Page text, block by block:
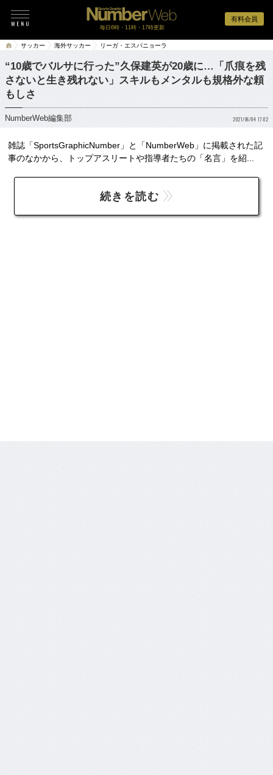
有料会員
毎日6時・11時・17時更新
サッカー 海外サッカー リーガ・エスパニョーラ
“10歳でバルサに行った”久保建英が20歳に…「爪痕を残
さないと生き残れない」スキルもメンタルも規格外な頼
もしさ
NumberWeb編集部 2021/06/04 17:02
雑誌「SportsGraphicNumber」と「NumberWeb」に掲載された記
事のなかから、トップアスリートや指導者たちの「名言」を紹...
続きを読む